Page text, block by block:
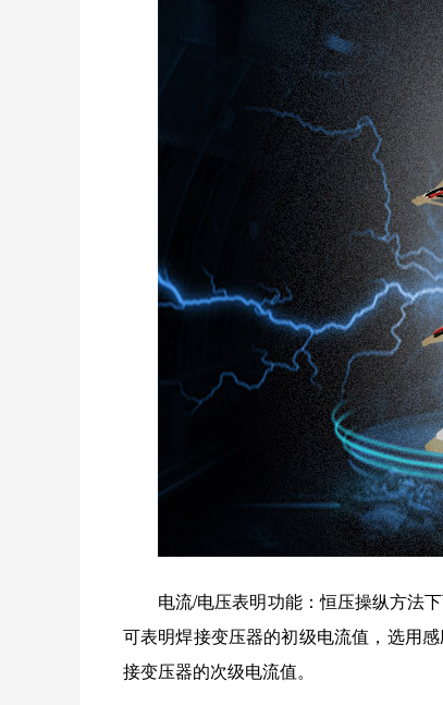
电流/电压表明功能：恒压操纵方
可表明焊接变压器的初级电流值，选
接变压器的次级电流值。